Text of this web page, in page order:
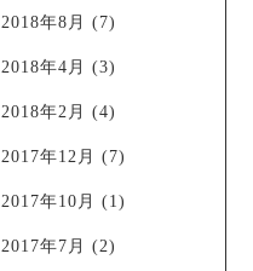
2018年8月 (7)
2018年4月 (3)
2018年2月 (4)
2017年12月 (7)
2017年10月 (1)
2017年7月 (2)